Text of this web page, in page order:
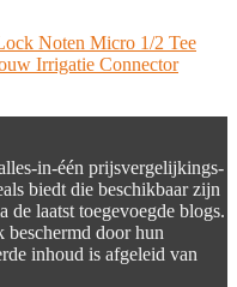
Noten Micro 1/2 Tee
Irrigatie Connector
in-één prijsvergelijkings-
biedt die beschikbaar zijn
de laatst toegevoegde blogs.
door hun
inhoud is afgeleid van